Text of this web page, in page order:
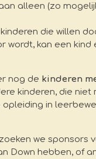
alleen (zo
die willen
wordt, kan een
nog de kinderen
kinderen, die
opleiding in
we sponsors
Down hebben, of